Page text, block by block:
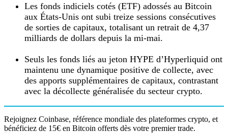
Les fonds indiciels cotés (ETF) adossés au Bitcoin
aux États-Unis ont subi treize sessions consécutives
de sorties de capitaux, totalisant un retrait de 4,37
milliards de dollars depuis la mi-mai.
Seuls les fonds liés au jeton HYPE d’Hyperliquid ont
maintenu une dynamique positive de collecte, avec
des apports supplémentaires de capitaux, contrastant
avec la décollecte généralisée du secteur crypto.
Rejoignez Coinbase, référence mondiale des plateformes crypto, et
bénéficiez de 15€ en Bitcoin offerts dès votre premier trade.